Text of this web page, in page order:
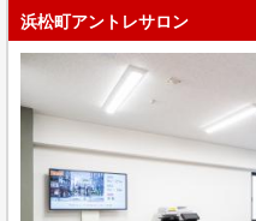
浜松町アントレサロン